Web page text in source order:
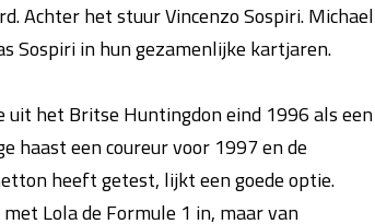
Achter het stuur Vincenzo Sospiri. Michael
Sospiri in hun gezamenlijke kartjaren.
het Britse Huntingdon eind 1996 als een
haast een coureur voor 1997 en de
heeft getest, lijkt een goede optie.
Lola de Formule 1 in, maar van